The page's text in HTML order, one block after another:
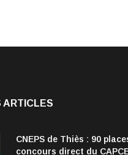
ARTICLES
CNEPS de Thiès : 90
concours direct du